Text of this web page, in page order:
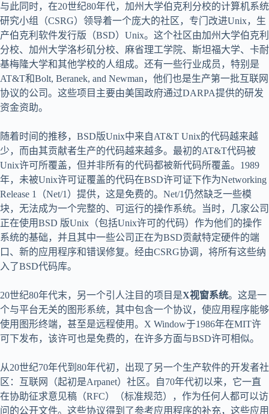
与此同时，在20世纪80年代，加州大学伯克利分校的计算机系统
研究小组（CSRG）领导着一个庞大的社区，专门改进Unix，生
产伯克利软件发行版（BSD）Unix。这个社区由加州大学伯克利
分校、加州大学洛杉矶分校、麻省理工学院、斯坦福大学、卡耐
基梅隆大学和其他学校的人组成。还有一些行业成员，特别是
AT&T和Bolt, Beranek, and Newman，他们也是生产第一批互联网
协议的公司。这些项目主要由美国政府通过DARPA提供的研发
资金资助。
随着时间的推移，BSD版Unix中来自AT&T Unix的代码越来越
少，而由其贡献者生产的代码越来越多。最初的AT&T代码被
Unix许可所覆盖，但并非所有的代码都被新代码所覆盖。1989
年，未被Unix许可证覆盖的代码在BSD许可证下作为Networking
Release 1（Net/1）提供，这是免费的。Net/1仍然缺乏一些模
块，无法成为一个完整的、可运行的操作系统。当时，几家公司
正在使用BSD 版Unix（包括Unix许可的代码）作为他们的操作
系统的基础，并且其中一些公司正在为BSD贡献特定硬件的端
口、新的应用程序和错误修复。经由CSRG协调，将所有这些纳
入了BSD代码库。
20世纪80年代末，另一个引人注目的项目是X视窗系统。这是一
个与平台无关的图形系统，其中包含一个协议，使应用程序能够
使用图形终端，甚至是远程使用。X Window于1986年在MIT许
可下发布，该许可也是免费的，在许多方面与BSD许可相似。
从20世纪70年代到80年代初，出现了另一个生产软件的开发者社
区：互联网（起初是Arpanet）社区。自70年代初以来，它一直
在协助征求意见稿（RFC）（标准规范），作为任何人都可以访
问的公开文件。这些协议得到了参考应用程序的补充，这些应用